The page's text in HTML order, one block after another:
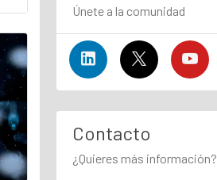
Únete a la comunidad
Contacto
¿Quieres más información?